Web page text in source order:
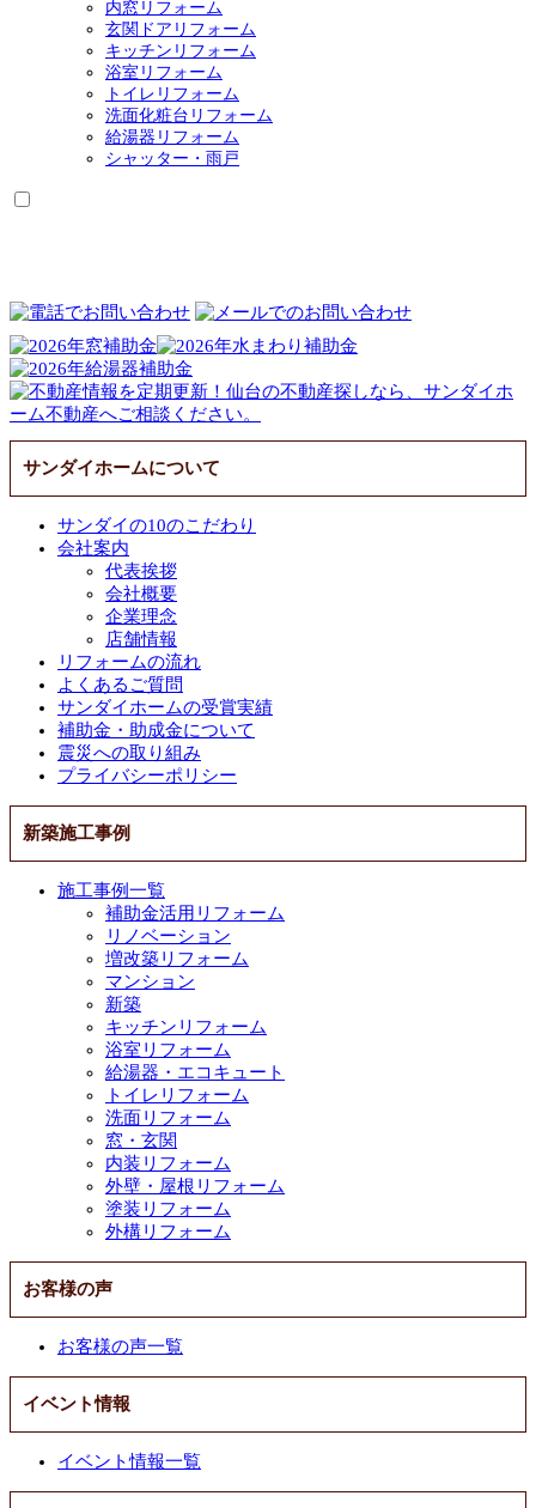
ニ
ュ
内窓リフォーム
玄関ドアリフォーム
キッチンリフォーム
浴室リフォーム
トイレリフォーム
洗面化粧台リフォーム
給湯器リフォーム
シャッター・雨戸
サンダイホームについて
サンダイの10のこだわり
会社案内
代表挨拶
会社概要
企業理念
店舗情報
リフォームの流れ
よくあるご質問
サンダイホームの受賞実績
補助金・助成金について
震災への取り組み
プライバシーポリシー
新築施工事例
施工事例一覧
補助金活用リフォーム
リノベーション
増改築リフォーム
マンション
新築
キッチンリフォーム
浴室リフォーム
給湯器・エコキュート
トイレリフォーム
洗面リフォーム
窓・玄関
内装リフォーム
外壁・屋根リフォーム
塗装リフォーム
外構リフォーム
お客様の声
お客様の声一覧
イベント情報
イベント情報一覧